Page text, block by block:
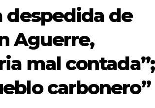
despedida de
Aguerre,
mal contada”;
carbonero”